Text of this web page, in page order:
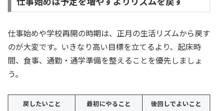
仕事始めや学校再開の時期は、正月の生活リズムから戻す
のが大変です。いきなり高い目標を立てるより、起床時
間、食事、通勤・通学準備を整えることを優先しましょ
う。
戻したいこと 最初にやること 後回しでよいこと